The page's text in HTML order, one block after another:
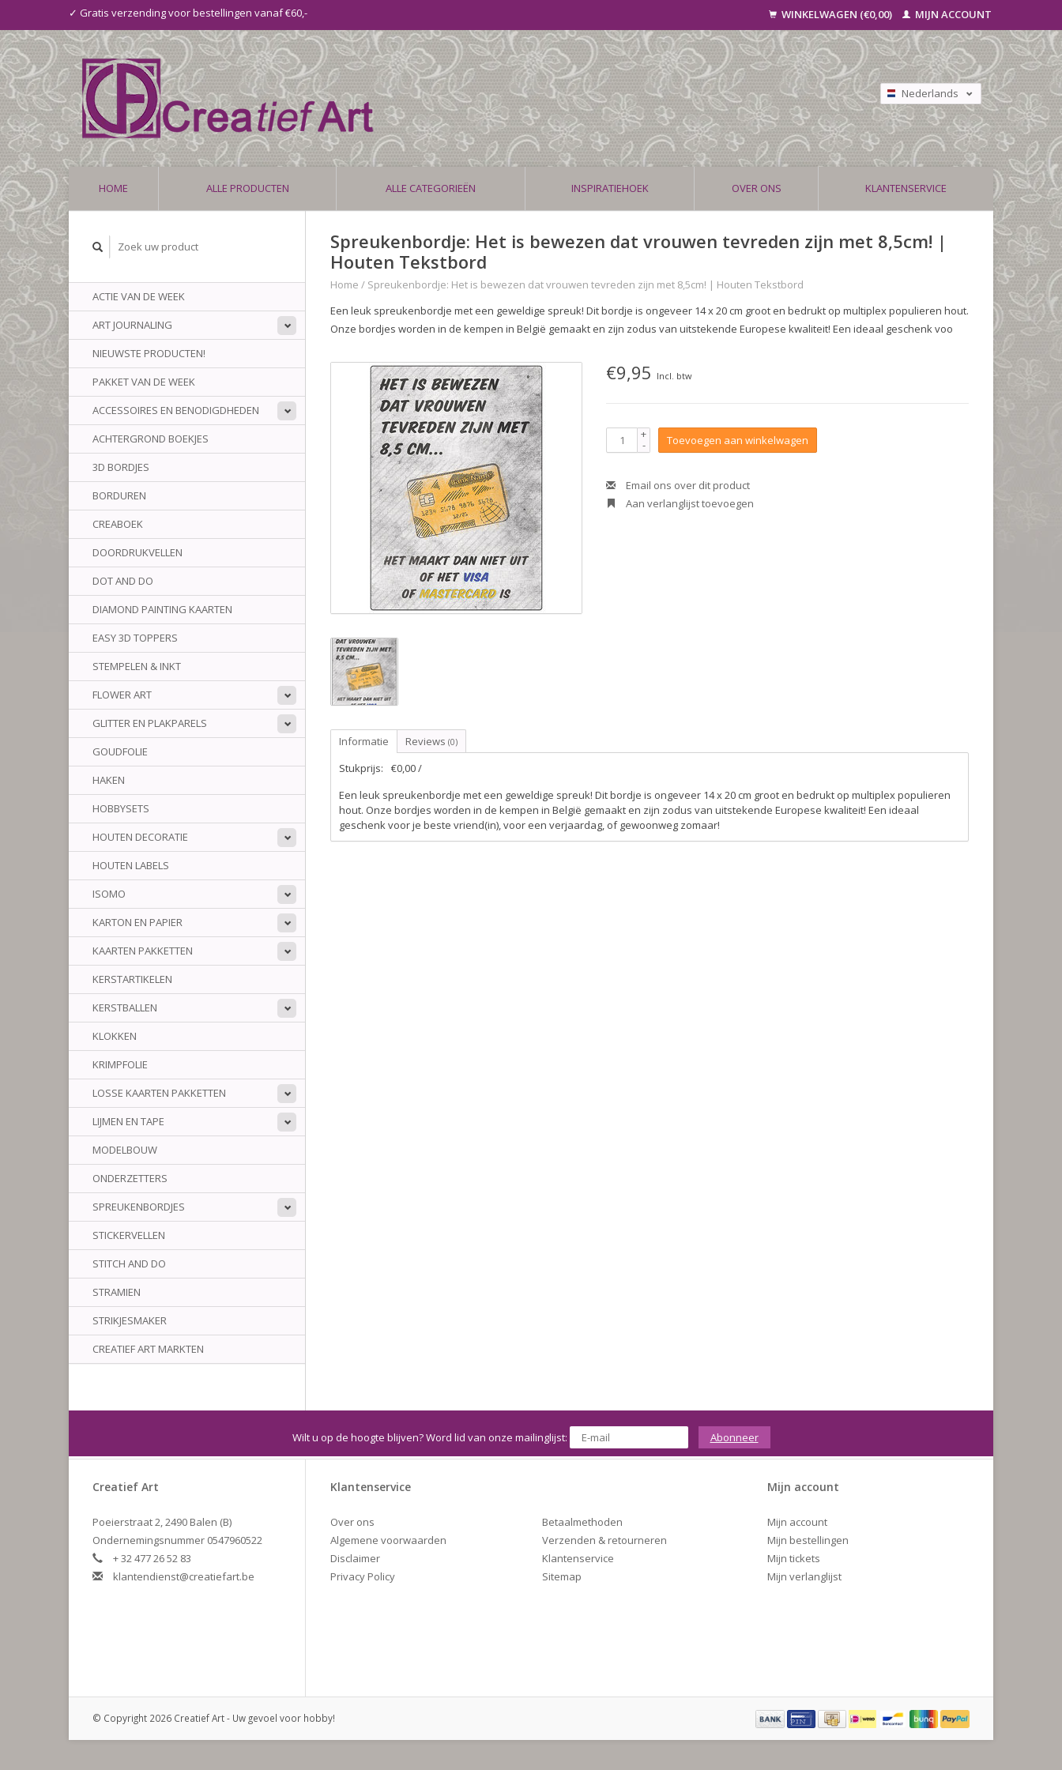
✓ Gratis verzending voor bestellingen vanaf €60,- WINKELWAGEN (€0,00) MIJN ACCOUNT
Nederlands
Deutsch
Français
HOME ALLE PRODUCTEN ALLE CATEGORIEËN INSPIRATIEHOEK OVER ONS KLANTENSERVICE
ACTIE VAN DE WEEK
ART JOURNALING
NIEUWSTE PRODUCTEN!
PAKKET VAN DE WEEK
ACCESSOIRES EN BENODIGDHEDEN
ACHTERGROND BOEKJES
3D BORDJES
BORDUREN
CREABOEK
DOORDRUKVELLEN
DOT AND DO
DIAMOND PAINTING KAARTEN
EASY 3D TOPPERS
STEMPELEN & INKT
FLOWER ART
GLITTER EN PLAKPARELS
GOUDFOLIE
HAKEN
HOBBYSETS
HOUTEN DECORATIE
HOUTEN LABELS
ISOMO
KARTON EN PAPIER
KAARTEN PAKKETTEN
KERSTARTIKELEN
KERSTBALLEN
KLOKKEN
KRIMPFOLIE
LOSSE KAARTEN PAKKETTEN
LIJMEN EN TAPE
MODELBOUW
ONDERZETTERS
SPREUKENBORDJES
STICKERVELLEN
STITCH AND DO
STRAMIEN
STRIKJESMAKER
CREATIEF ART MARKTEN
Spreukenbordje: Het is bewezen dat vrouwen tevreden zijn met 8,5cm! |
Houten Tekstbord
Home / Spreukenbordje: Het is bewezen dat vrouwen tevreden zijn met 8,5cm! | Houten Tekstbord
Een leuk spreukenbordje met een geweldige spreuk! Dit bordje is ongeveer 14 x 20 cm groot en bedrukt op multiplex populieren hout.
Onze bordjes worden in de kempen in België gemaakt en zijn zodus van uitstekende Europese kwaliteit! Een ideaal geschenk voo
€9,95 Incl. btw
+
- Toevoegen aan winkelwagen
Email ons over dit product
Aan verlanglijst toevoegen
Informatie Reviews (0)
Stukprijs:
€0,00 /
Een leuk spreukenbordje met een geweldige spreuk! Dit bordje is ongeveer 14 x 20 cm groot en bedrukt op multiplex populieren
hout. Onze bordjes worden in de kempen in België gemaakt en zijn zodus van uitstekende Europese kwaliteit! Een ideaal
geschenk voor je beste vriend(in), voor een verjaardag, of gewoonweg zomaar!
Wilt u op de hoogte blijven? Word lid van onze mailinglijst: Abonneer
Creatief Art
Poeierstraat 2, 2490 Balen (B)
Ondernemingsnummer 0547960522
+ 32 477 26 52 83
klantendienst@creatiefart.be
Klantenservice
Over ons
Algemene voorwaarden
Disclaimer
Privacy Policy
Betaalmethoden
Verzenden & retourneren
Klantenservice
Sitemap
Mijn account
Mijn account
Mijn bestellingen
Mijn tickets
Mijn verlanglijst
© Copyright 2026 Creatief Art - Uw gevoel voor hobby!